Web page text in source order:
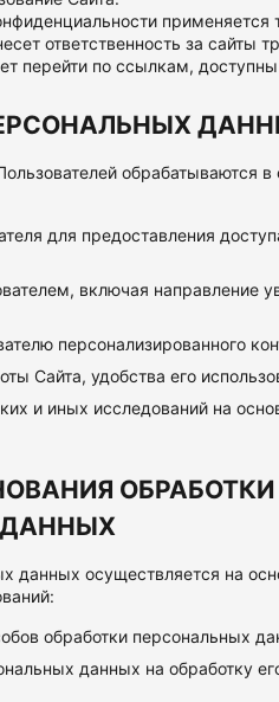
применяется
ответственность за сайты
перейти по ссылкам,
обрабатываются
для предоставления
включая направление
персонализированного
Сайта, удобства его
и иных исследований на
ОБРАБОТКИ
данных осуществляется на
обработки персональных
данных на обработку